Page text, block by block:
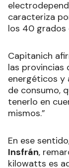
caracteriza
los 40 grados
Capitanich
las provincias
energéticos y
de consumo,
tenerlo en
mismos.”
En ese
Insfrán,
kilowatts es